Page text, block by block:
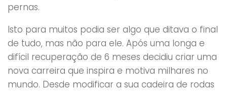
pernas.
Isto para muitos podia ser algo que ditava o final
de tudo, mas não para ele. Após uma longa e
difícil recuperação de 6 meses decidiu criar uma
nova carreira que inspira e motiva milhares no
mundo. Desde modificar a sua cadeira de rodas